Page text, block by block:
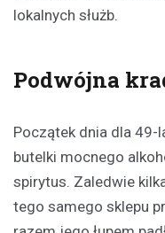
lokalnych służb.
Podwójna
Początek dnia dla 49-
butelki mocnego
spirytus. Zaledwie
tego samego sklepu